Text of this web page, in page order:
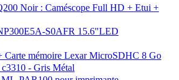
Noir : Caméscope Full HD + Etui +
S0AFR 15.6"LED
Carte mémoire Lexar MicroSDHC 8 Go
- Gris Métal